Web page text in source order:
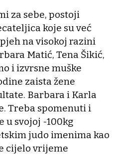
za sebe, postoji
koje su već
na visokoj razini
Matić, Tena Šikić,
i izvrsne muške
zaista žene
Barbara i Karla
Treba spomenuti i
u svojoj -100kg
judo imenima kao
cijelo vrijeme